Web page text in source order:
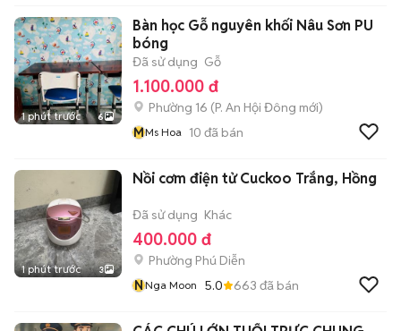
1 phút trước 6
Bàn học Gỗ nguyên khối Nâu Sơn PU
bóng
Đã sử dụng Gỗ
1.100.000 đ
Phường 16 (P. An Hội Đông mới)
MMs Hoa 10 đã bán
1 phút trước 3
Nồi cơm điện tử Cuckoo Trắng, Hồng
Đã sử dụng Khác
400.000 đ
Phường Phú Diễn
NNga Moon 5.0 663 đã bán